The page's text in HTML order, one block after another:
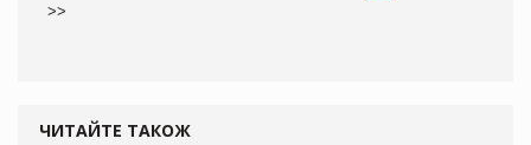
>>
ЧИТАЙТЕ ТАКОЖ